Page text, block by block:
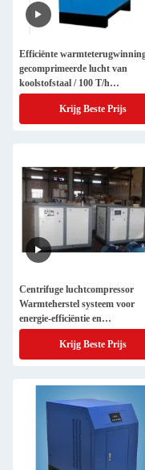
Efficiënte
gecomprimeerde lucht van
koolstofstaal / 100 T/h
warmteterugwinningseenheden
Krijg Beste Prijs
Centrifuge luchtcompressor
Warmteherstel systeem voor
energie-efficiëntie en
milieuvriendelijke werking
Krijg Beste Prijs